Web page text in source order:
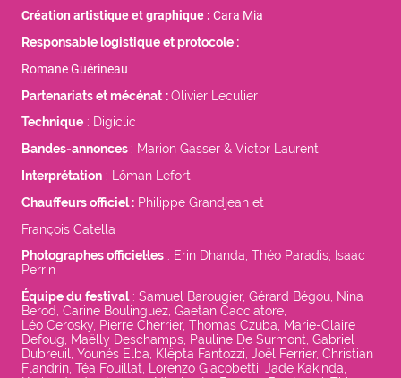
Création artistique et graphique : Cara Mia
Responsable logistique et protocole :
Romane Guérineau
Partenariats et mécénat :Olivier Leculier
Technique : Digiclic
Bandes-annonces : Marion Gasser & Victor Laurent
Interprétation : Lôman Lefort
Chauffeurs officiel : Philippe Grandjean et
François Catella
Photographes officiel·les : Erin Dhanda, Théo Paradis, Isaac
Perrin
Équipe du festival: Samuel Barougier, Gérard Bégou, Nina
Berod, Carine Boulinguez, Gaetan Cacciatore,
Léo Cerosky, Pierre Cherrier, Thomas Czuba, Marie-Claire
Defoug, Maëlly Deschamps, Pauline De Surmont, Gabriel
Dubreuil, Younés Elba, Klëpta Fantozzi, Joël Ferrier, Christian
Flandrin, Téa Fouillat, Lorenzo Giacobetti, Jade Kakinda,